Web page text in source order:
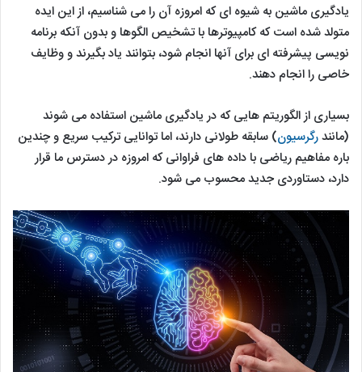
یادگیری ماشین به شیوه ای که امروزه آن را می شناسیم، از این ایده
متولد شده است که کامپیوترها با تشخیص الگوها و بدون آنکه برنامه
نویسی پیشرفته ای برای آنها انجام شود، بتوانند یاد بگیرند و وظایف
خاصی را انجام دهند.
بسیاری از الگوریتم هایی که در یادگیری ماشین استفاده می شوند
(مانندرگرسیون) سابقه طولانی دارند، اما توانایی ترکیب سریع و چندین
باره مفاهیم ریاضی با داده های فراوانی که امروزه در دسترس ما قرار
دارد، دستاوردی جدید محسوب می شود.